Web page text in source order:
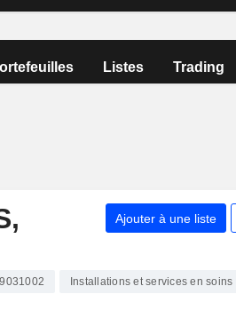
Listes Trading
Ajouter à une liste
Installations et services en soins